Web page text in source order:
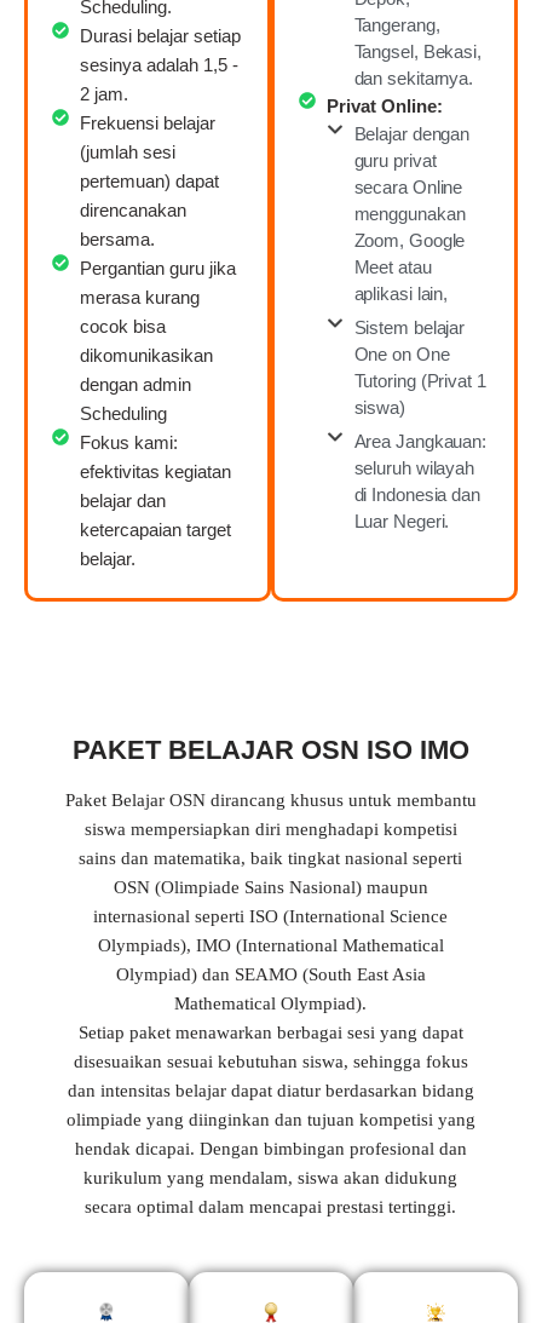
Scheduling.
Durasi belajar setiap
sesinya adalah 1,5 -
2 jam.
Frekuensi belajar
(jumlah sesi
pertemuan) dapat
direncanakan
bersama.
Pergantian guru jika
merasa kurang
cocok bisa
dikomunikasikan
dengan admin
Scheduling
Fokus kami:
efektivitas kegiatan
belajar dan
ketercapaian target
belajar.
Tangerang,
Tangsel, Bekasi,
dan sekitarnya.
Privat Online:
Belajar dengan
guru privat
secara Online
menggunakan
Zoom, Google
Meet atau
aplikasi lain,
Sistem belajar
One on One
Tutoring (Privat 1
siswa)
Area Jangkauan:
seluruh wilayah
di Indonesia dan
Luar Negeri.
PAKET BELAJAR OSN ISO IMO
Paket Belajar OSN dirancang khusus untuk membantu
siswa mempersiapkan diri menghadapi kompetisi
sains dan matematika, baik tingkat nasional seperti
OSN (Olimpiade Sains Nasional) maupun
internasional seperti ISO (International Science
Olympiads), IMO (International Mathematical
Olympiad) dan SEAMO (South East Asia
Mathematical Olympiad).
Setiap paket menawarkan berbagai sesi yang dapat
disesuaikan sesuai kebutuhan siswa, sehingga fokus
dan intensitas belajar dapat diatur berdasarkan bidang
olimpiade yang diinginkan dan tujuan kompetisi yang
hendak dicapai. Dengan bimbingan profesional dan
kurikulum yang mendalam, siswa akan didukung
secara optimal dalam mencapai prestasi tertinggi.